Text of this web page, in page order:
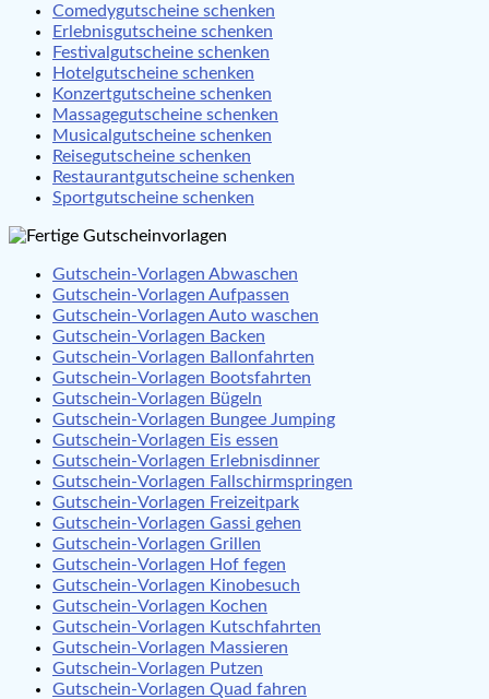
Comedygutscheine schenken
Erlebnisgutscheine schenken
Festivalgutscheine schenken
Hotelgutscheine schenken
Konzertgutscheine schenken
Massagegutscheine schenken
Musicalgutscheine schenken
Reisegutscheine schenken
Restaurantgutscheine schenken
Sportgutscheine schenken
Gutschein-Vorlagen Abwaschen
Gutschein-Vorlagen Aufpassen
Gutschein-Vorlagen Auto waschen
Gutschein-Vorlagen Backen
Gutschein-Vorlagen Ballonfahrten
Gutschein-Vorlagen Bootsfahrten
Gutschein-Vorlagen Bügeln
Gutschein-Vorlagen Bungee Jumping
Gutschein-Vorlagen Eis essen
Gutschein-Vorlagen Erlebnisdinner
Gutschein-Vorlagen Fallschirmspringen
Gutschein-Vorlagen Freizeitpark
Gutschein-Vorlagen Gassi gehen
Gutschein-Vorlagen Grillen
Gutschein-Vorlagen Hof fegen
Gutschein-Vorlagen Kinobesuch
Gutschein-Vorlagen Kochen
Gutschein-Vorlagen Kutschfahrten
Gutschein-Vorlagen Massieren
Gutschein-Vorlagen Putzen
Gutschein-Vorlagen Quad fahren